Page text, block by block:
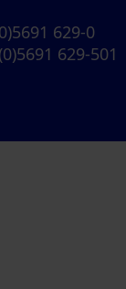
629-0
629-501